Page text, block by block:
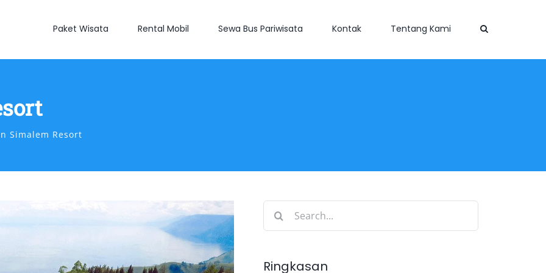
Paket Wisata Rental Mobil Sewa Bus Pariwisata Kontak Tentang Kami
Simalem Resort
Search
Ringkasan